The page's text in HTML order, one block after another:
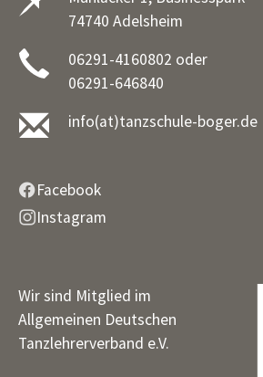
74740 Adelsheim
06291-4160802 oder
06291-646840
info(at)tanzschule-boger.de
Facebook
Instagram
Wir sind Mitglied im
Allgemeinen Deutschen
Tanzlehrerverband e.V.